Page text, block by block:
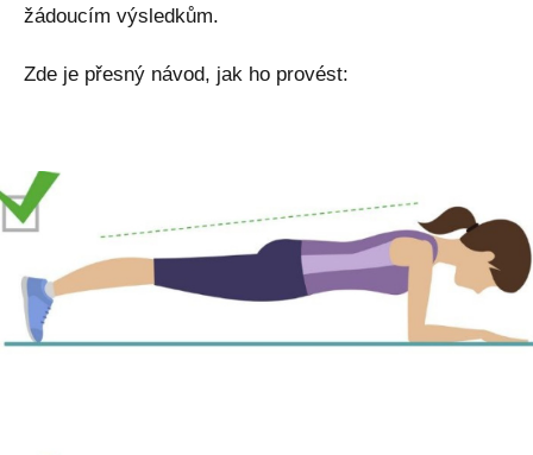
žádoucím výsledkům.
Zde je přesný návod, jak ho provést: